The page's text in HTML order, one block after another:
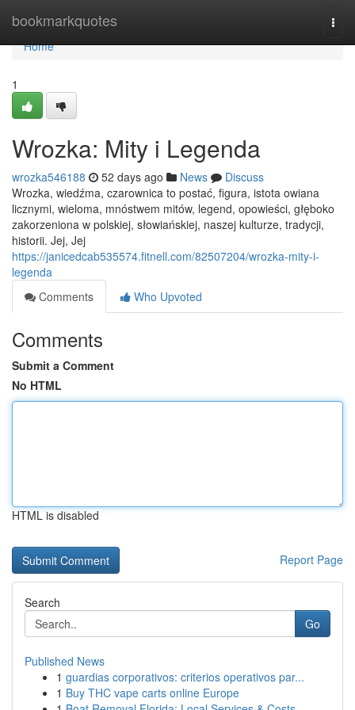
bookmarkquotes
Home
Home
1
Wrozka: Mity i Legenda
wrozka546188 52 days ago News
Discuss
Wrozka, wiedźma, czarownica to postać, figura, istota owiana
licznymi, wieloma, mnóstwem mitów, legend, opowieści, głęboko
zakorzeniona w polskiej, słowiańskiej, naszej kulturze, tradycji,
historii. Jej, Jej
https://janicedcab535574.fitnell.com/82507204/wrozka-mity-i-
legenda
Comments
Who Upvoted
Comments
Submit a Comment
No HTML
HTML is disabled
Report Page
Search
Go
Published News
1 guardias corporativos: criterios operativos par...
1 Buy THC vape carts online Europe